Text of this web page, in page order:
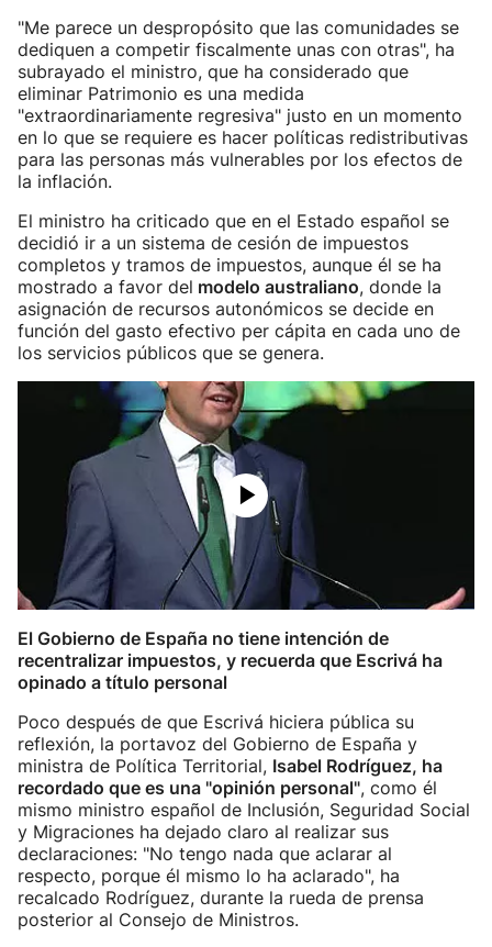
"Me parece un despropósito que las comunidades se
dediquen a competir fiscalmente unas con otras", ha
subrayado el ministro, que ha considerado que
eliminar Patrimonio es una medida
"extraordinariamente regresiva" justo en un momento
en lo que se requiere es hacer políticas redistributivas
para las personas más vulnerables por los efectos de
la inflación.
El ministro ha criticado que en el Estado español se
decidió ir a un sistema de cesión de impuestos
completos y tramos de impuestos, aunque él se ha
mostrado a favor del modelo australiano, donde la
asignación de recursos autonómicos se decide en
función del gasto efectivo per cápita en cada uno de
los servicios públicos que se genera.
El Gobierno de España no tiene intención de
recentralizar impuestos, y recuerda que Escrivá ha
opinado a título personal
Poco después de que Escrivá hiciera pública su
reflexión, la portavoz del Gobierno de España y
ministra de Política Territorial, Isabel Rodríguez, ha
recordado que es una "opinión personal", como él
mismo ministro español de Inclusión, Seguridad Social
y Migraciones ha dejado claro al realizar sus
declaraciones: "No tengo nada que aclarar al
respecto, porque él mismo lo ha aclarado", ha
recalcado Rodríguez, durante la rueda de prensa
posterior al Consejo de Ministros.